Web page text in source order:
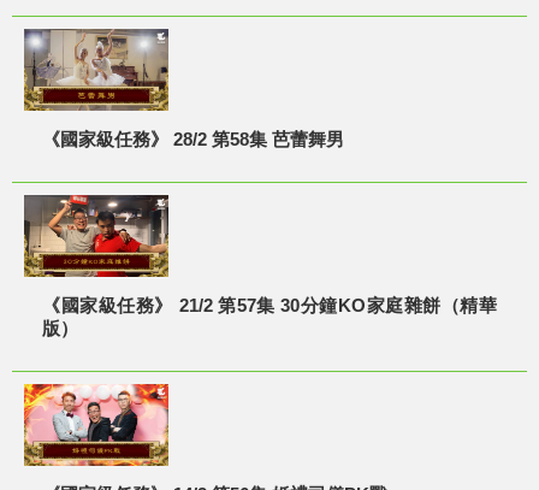
《國家級任務》 28/2 第58集 芭蕾舞男
《國家級任務》 21/2 第57集 30分鐘KO家庭雜餅（精華
版）